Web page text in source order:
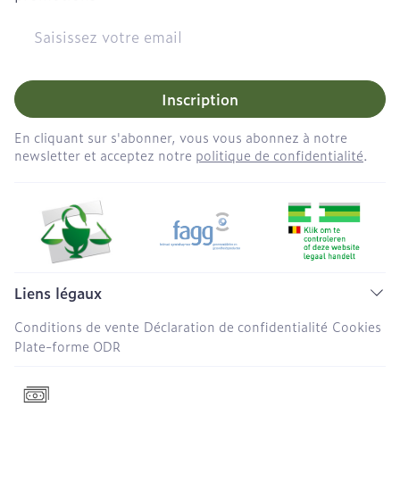
Adresse mail
Inscription
En cliquant sur s'abonner, vous vous abonnez à notre
newsletter et acceptez notre politique de confidentialité.
Liens légaux
Conditions de vente Déclaration de confidentialité Cookies
Plate-forme ODR